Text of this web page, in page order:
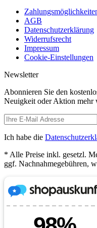
AGB
Datenschutzerklärung
Widerrufsrecht
Impressum
Cookie-Einstellungen
Newsletter
Abonnieren Sie den
Neuigkeit oder Aktion mehr
Ich habe die
* Alle Preise inkl. gesetzl.
ggf. Nachnahmegebühren,